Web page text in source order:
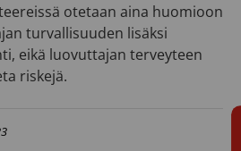
otetaan aina huomioon
turvallisuuden lisäksi
eikä luovuttajan terveyteen
riskejä.